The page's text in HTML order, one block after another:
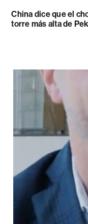
China dice que el
torre más alta de